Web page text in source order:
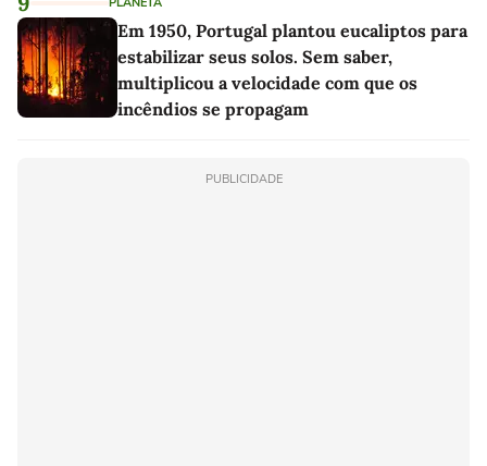
Em 1950, Portugal plantou eucaliptos para
estabilizar seus solos. Sem saber,
multiplicou a velocidade com que os
incêndios se propagam
PUBLICIDADE